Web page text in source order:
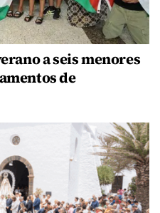
a seis menores
de